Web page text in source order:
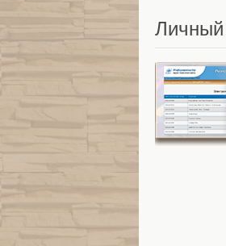
Личный